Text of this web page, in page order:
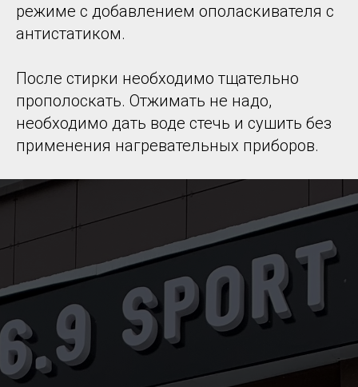
режиме с добавлением ополаскивателя с
антистатиком.
После стирки необходимо тщательно
прополоскать. Отжимать не надо,
необходимо дать воде стечь и сушить без
применения нагревательных приборов.